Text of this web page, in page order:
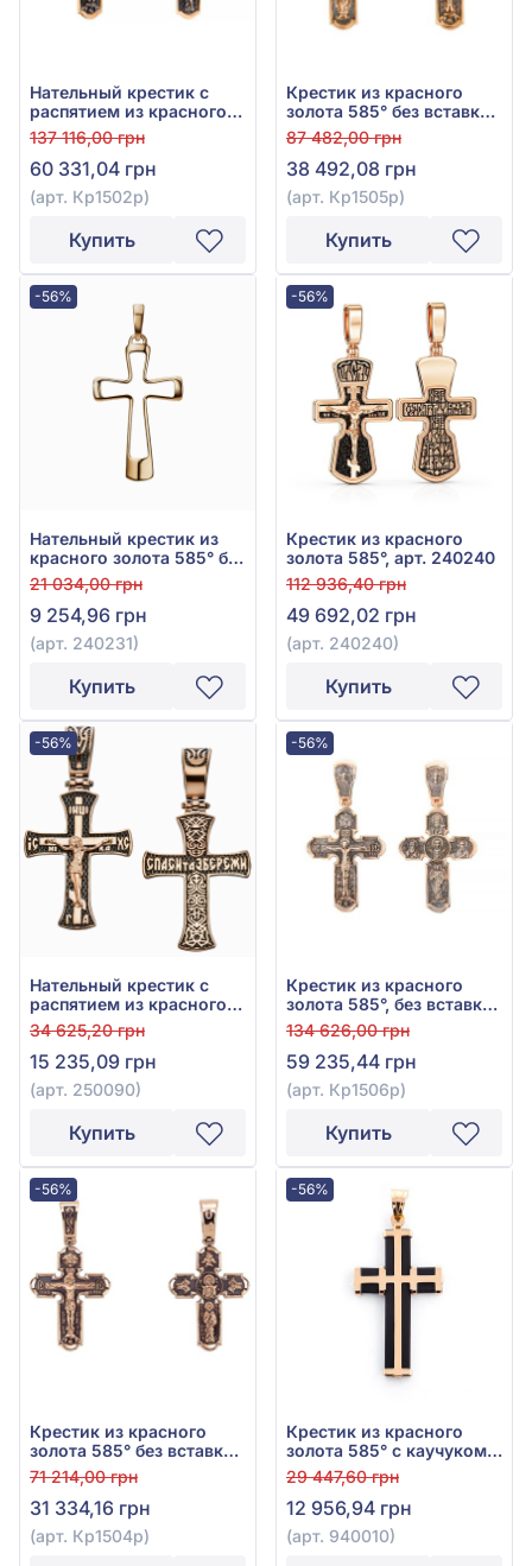
Нательный крестик с
распятием из красного
золота 585°, без вставки,
арт. Кр1502р
137 116,00 грн
60 331,04 грн
(арт. Кр1502р)
Купить
Крестик из красного
золота 585° без вставки,
арт. Кр1505р
87 482,00 грн
38 492,08 грн
(арт. Кр1505р)
Купить
-56%
Нательный крестик из
красного золота 585° без
вставки, арт. 240231
21 034,00 грн
9 254,96 грн
(арт. 240231)
Купить
-56%
Крестик из красного
золота 585°, арт. 240240
112 936,40 грн
49 692,02 грн
(арт. 240240)
Купить
-56%
Нательный крестик с
распятием из красного
золота 585°, без вставки,
арт. 250090
34 625,20 грн
15 235,09 грн
(арт. 250090)
Купить
-56%
Крестик из красного
золота 585°, без вставки,
арт. Кр1506р
134 626,00 грн
59 235,44 грн
(арт. Кр1506р)
Купить
-56%
Крестик из красного
золота 585° без вставки,
арт. Кр1504р
71 214,00 грн
31 334,16 грн
(арт. Кр1504р)
-56%
Крестик из красного
золота 585° с каучуком,
арт. 940010
29 447,60 грн
12 956,94 грн
(арт. 940010)